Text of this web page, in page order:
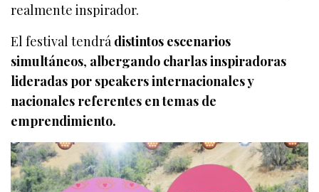
realmente inspirador.
El festival tendrá distintos escenarios
simultáneos, albergando charlas inspiradoras
lideradas por speakers internacionales y
nacionales referentes en temas de
emprendimiento.